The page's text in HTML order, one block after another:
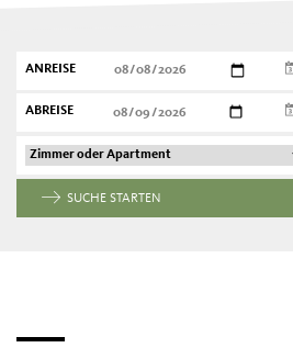
ANREISE
ABREISE
SUCHE STARTEN